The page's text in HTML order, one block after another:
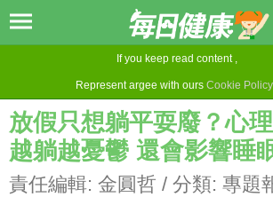
If you keep read content ,
Represent argee with ours Cookie Policy
放假只想躺平耍廢？心
越躺越憂鬱 還會影響睡
責任編輯: 金圓哲 / 分類: 專題